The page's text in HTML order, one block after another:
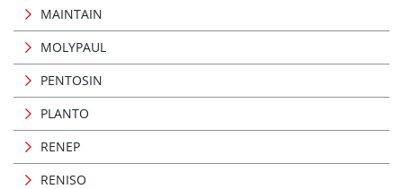
MAINTAIN
MOLYPAUL
PENTOSIN
PLANTO
RENEP
RENISO